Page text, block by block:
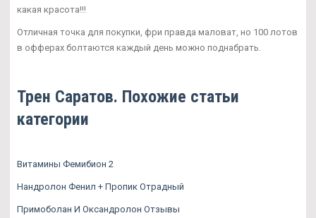
какая красота!!!
Отличная точка для покупки, фри правда маловат, но 100 лотов
в офферах болтаются каждый день можно поднабрать.
Трен Саратов. Похожие статьи
категории
Витамины Фемибион 2
Нандролон Фенил + Пропик Отрадный
Примоболан И Оксандролон Отзывы